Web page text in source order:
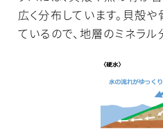
広く分布しています。貝殻
ているので、地層のミネラル